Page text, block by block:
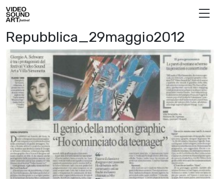
Vai al contenuto
Video Sound Art
Repubblica_29maggio2012